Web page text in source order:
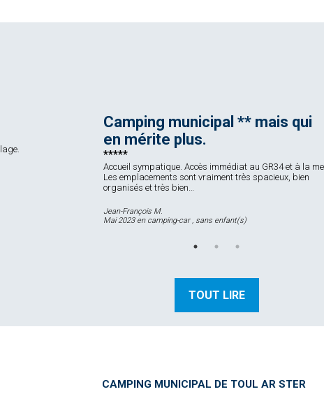
LE CENTRE NAUTIQUE
RÉSERVATION EN LIGNE
Camping municipal ** mais qui
en mérite plus.
Accueil sympatique. Accès immédiat au GR34 et à la
Les emplacements sont vraiment très spacieux, bien
organisés et très bien…
Jean-François M.
Mai 2023 en camping-car , sans enfant(s)
TOUT LIRE
CAMPING MUNICIPAL DE TOUL AR STER